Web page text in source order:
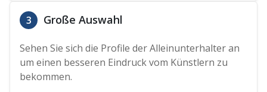
3 Große Auswahl
Sehen Sie sich die Profile der Alleinunterhalter an
um einen besseren Eindruck vom Künstlern zu
bekommen.